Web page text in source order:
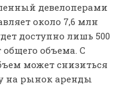
девелоперами
около 7,6 млн
доступно лишь 500
объема. С
может снизиться
на рынок аренды